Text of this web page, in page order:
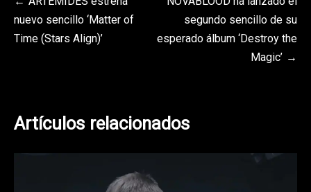
de
nuevo sencillo ‘Matter of
Time (Stars Align)’
segundo sencillo de su
esperado álbum ‘Destroy the
Magic’
Artículos relacionados